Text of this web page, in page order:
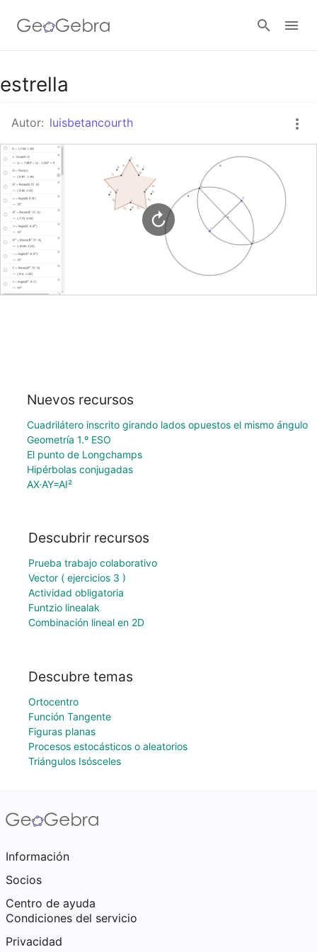
Google Classroom
GeoGebra Classroom
Abrir sesión
estrella
Autor: luisbetancourth
Nuevos recursos
Cuadrilátero inscrito girando lados opuestos el mismo ángulo
Geometría 1.º ESO
El punto de Longchamps
Hipérbolas conjugadas
AX·AY=AI²
Descubrir recursos
Prueba trabajo colaborativo
Vector ( ejercicios 3 )
Actividad obligatoria
Funtzio linealak
Combinación lineal en 2D
Descubre temas
Ortocentro
Función Tangente
Figuras planas
Procesos estocásticos o aleatorios
Triángulos Isósceles
Información
Socios
Centro de ayuda
Condiciones del servicio
Privacidad